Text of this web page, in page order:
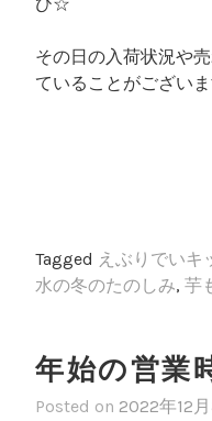
その日の入荷状況や
ていることがございま
Tagged えぶりでいキ
水の冬のたのしみ, 芋
年始の営業
Posted on 2022年12月